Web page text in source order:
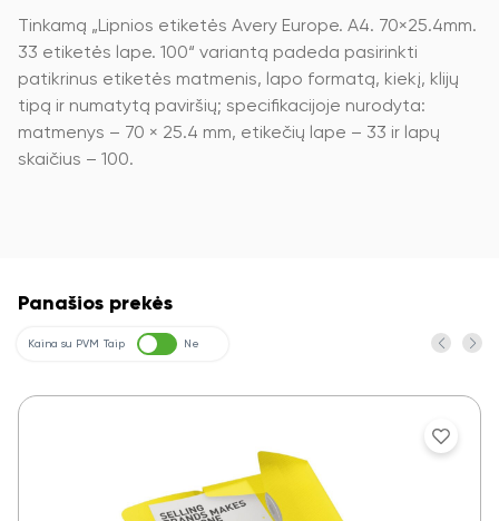
Tinkamą „Lipnios etiketės Avery Europe. A4. 70×25.4mm.
33 etiketės lape. 100“ variantą padeda pasirinkti
patikrinus etiketės matmenis, lapo formatą, kiekį, klijų
tipą ir numatytą paviršių; specifikacijoje nurodyta:
matmenys – 70 × 25.4 mm, etikečių lape – 33 ir lapų
skaičius – 100.
Panašios prekės
Kaina su PVM Taip Ne